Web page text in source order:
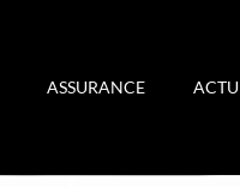
ASSURANCE ACTU